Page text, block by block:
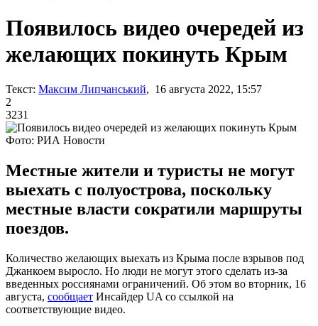
Появилось видео очередей из
желающих покинуть Крым
Текст: Максим Липчанський, 16 августа 2022, 15:57
2
3231
Фото: РИА Новости
Местные жители и туристы не могут
выехать с полуострова, поскольку
местные власти сократили маршруты
поездов.
Количество желающих выехать из Крыма после взрывов под
Джанкоем выросло. Но люди не могут этого сделать из-за
введенных россиянами ограничений. Об этом во вторник, 16
августа, сообщает Инсайдер UA со ссылкой на
соответствующие видео.